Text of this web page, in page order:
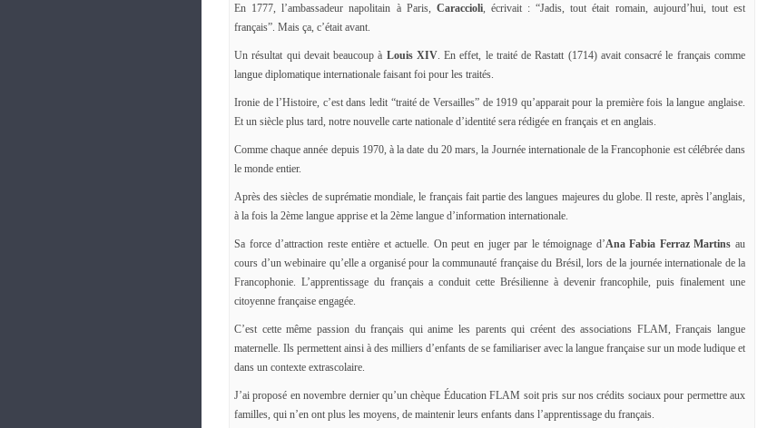
En 1777, l’ambassadeur napolitain à Paris, Caraccioli, écrivait : “Jadis, tout était romain, aujourd’hui, tout est
français”. Mais ça, c’était avant.
Un résultat qui devait beaucoup à Louis XIV. En effet, le traité de Rastatt (1714) avait consacré le français comme
langue diplomatique internationale faisant foi pour les traités.
Ironie de l’Histoire, c’est dans ledit “traité de Versailles” de 1919 qu’apparait pour la première fois la langue anglaise.
Et un siècle plus tard, notre nouvelle carte nationale d’identité sera rédigée en français et en anglais.
Comme chaque année depuis 1970, à la date du 20 mars, la Journée internationale de la Francophonie est célébrée dans
le monde entier.
Après des siècles de suprématie mondiale, le français fait partie des langues majeures du globe. Il reste, après l’anglais,
à la fois la 2ème langue apprise et la 2ème langue d’information internationale.
Sa force d’attraction reste entière et actuelle. On peut en juger par le témoignage d’Ana Fabia Ferraz Martins au
cours d’un webinaire qu’elle a organisé pour la communauté française du Brésil, lors de la journée internationale de la
Francophonie. L’apprentissage du français a conduit cette Brésilienne à devenir francophile, puis finalement une
citoyenne française engagée.
C’est cette même passion du français qui anime les parents qui créent des associations FLAM, Français langue
maternelle. Ils permettent ainsi à des milliers d’enfants de se familiariser avec la langue française sur un mode ludique et
dans un contexte extrascolaire.
J’ai proposé en novembre dernier qu’un chèque Éducation FLAM soit pris sur nos crédits sociaux pour permettre aux
familles, qui n’en ont plus les moyens, de maintenir leurs enfants dans l’apprentissage du français.